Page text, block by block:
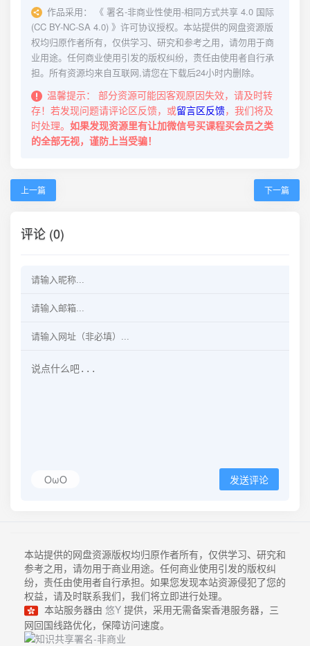
作品采用：
《 署名-非商业性使用-相同方式共享 4.0 国际
(CC BY-NC-SA 4.0) 》许可协议授权。本站提供的网盘资源版
权均归原作者所有，仅供学习、研究和参考之用，请勿用于商
业用途。任何商业使用引发的版权纠纷，责任由使用者自行承
担。所有资源均来自互联网,请您在下载后24小时内删除。
温馨提示：
部分资源可能因客观原因失效，请及时转
存！若发现问题请评论区反馈，或留言区反馈，我们将及
时处理。 如果发现资源里有让加微信号买课程买会员之类
的全部无视，谨防上当受骗！
上一篇 下一篇
评论 (0)
OωO 发送评论
本站提供的网盘资源版权均归原作者所有，仅供学习、研究和
参考之用，请勿用于商业用途。任何商业使用引发的版权纠
纷，责任由使用者自行承担。如果您发现本站资源侵犯了您的
权益，请及时联系我们，我们将立即进行处理。
本站服务器由 悠Y 提供，采用无需备案香港服务器，三
网回国线路优化，保障访问速度。